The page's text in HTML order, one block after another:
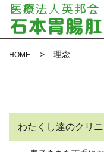
HOME 理念
わたくし達のクリ